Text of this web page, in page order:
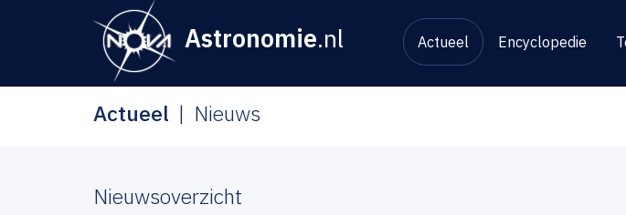
Astronomie.nl Actueel Encyclopedie
Actueel Nieuws
Nieuwsoverzicht